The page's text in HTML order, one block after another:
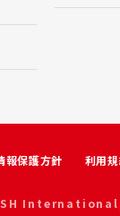
報保護方針 利用